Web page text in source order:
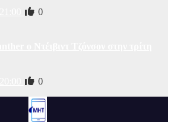
0
0